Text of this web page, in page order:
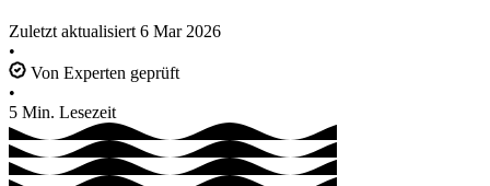
Zuletzt aktualisiert 6 Mar 2026
•
Von Experten geprüft
•
5 Min. Lesezeit